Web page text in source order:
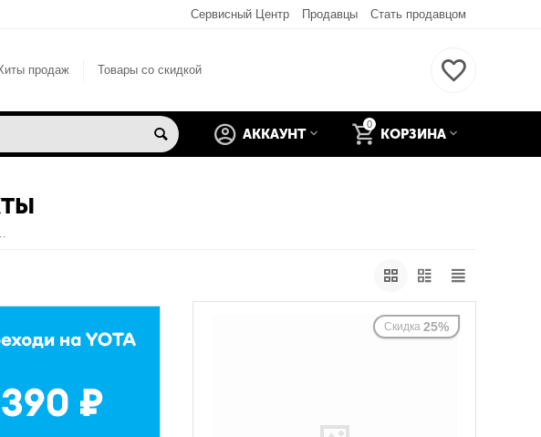
Сервисный Центр Продавцы Стать продавцом
продаж Товары со скидкой
0
КОРЗИНА
АККАУНТ
контакты
Скидка 25%